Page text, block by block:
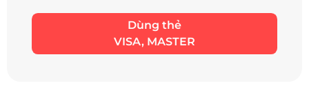
Dùng thẻ
VISA, MASTER